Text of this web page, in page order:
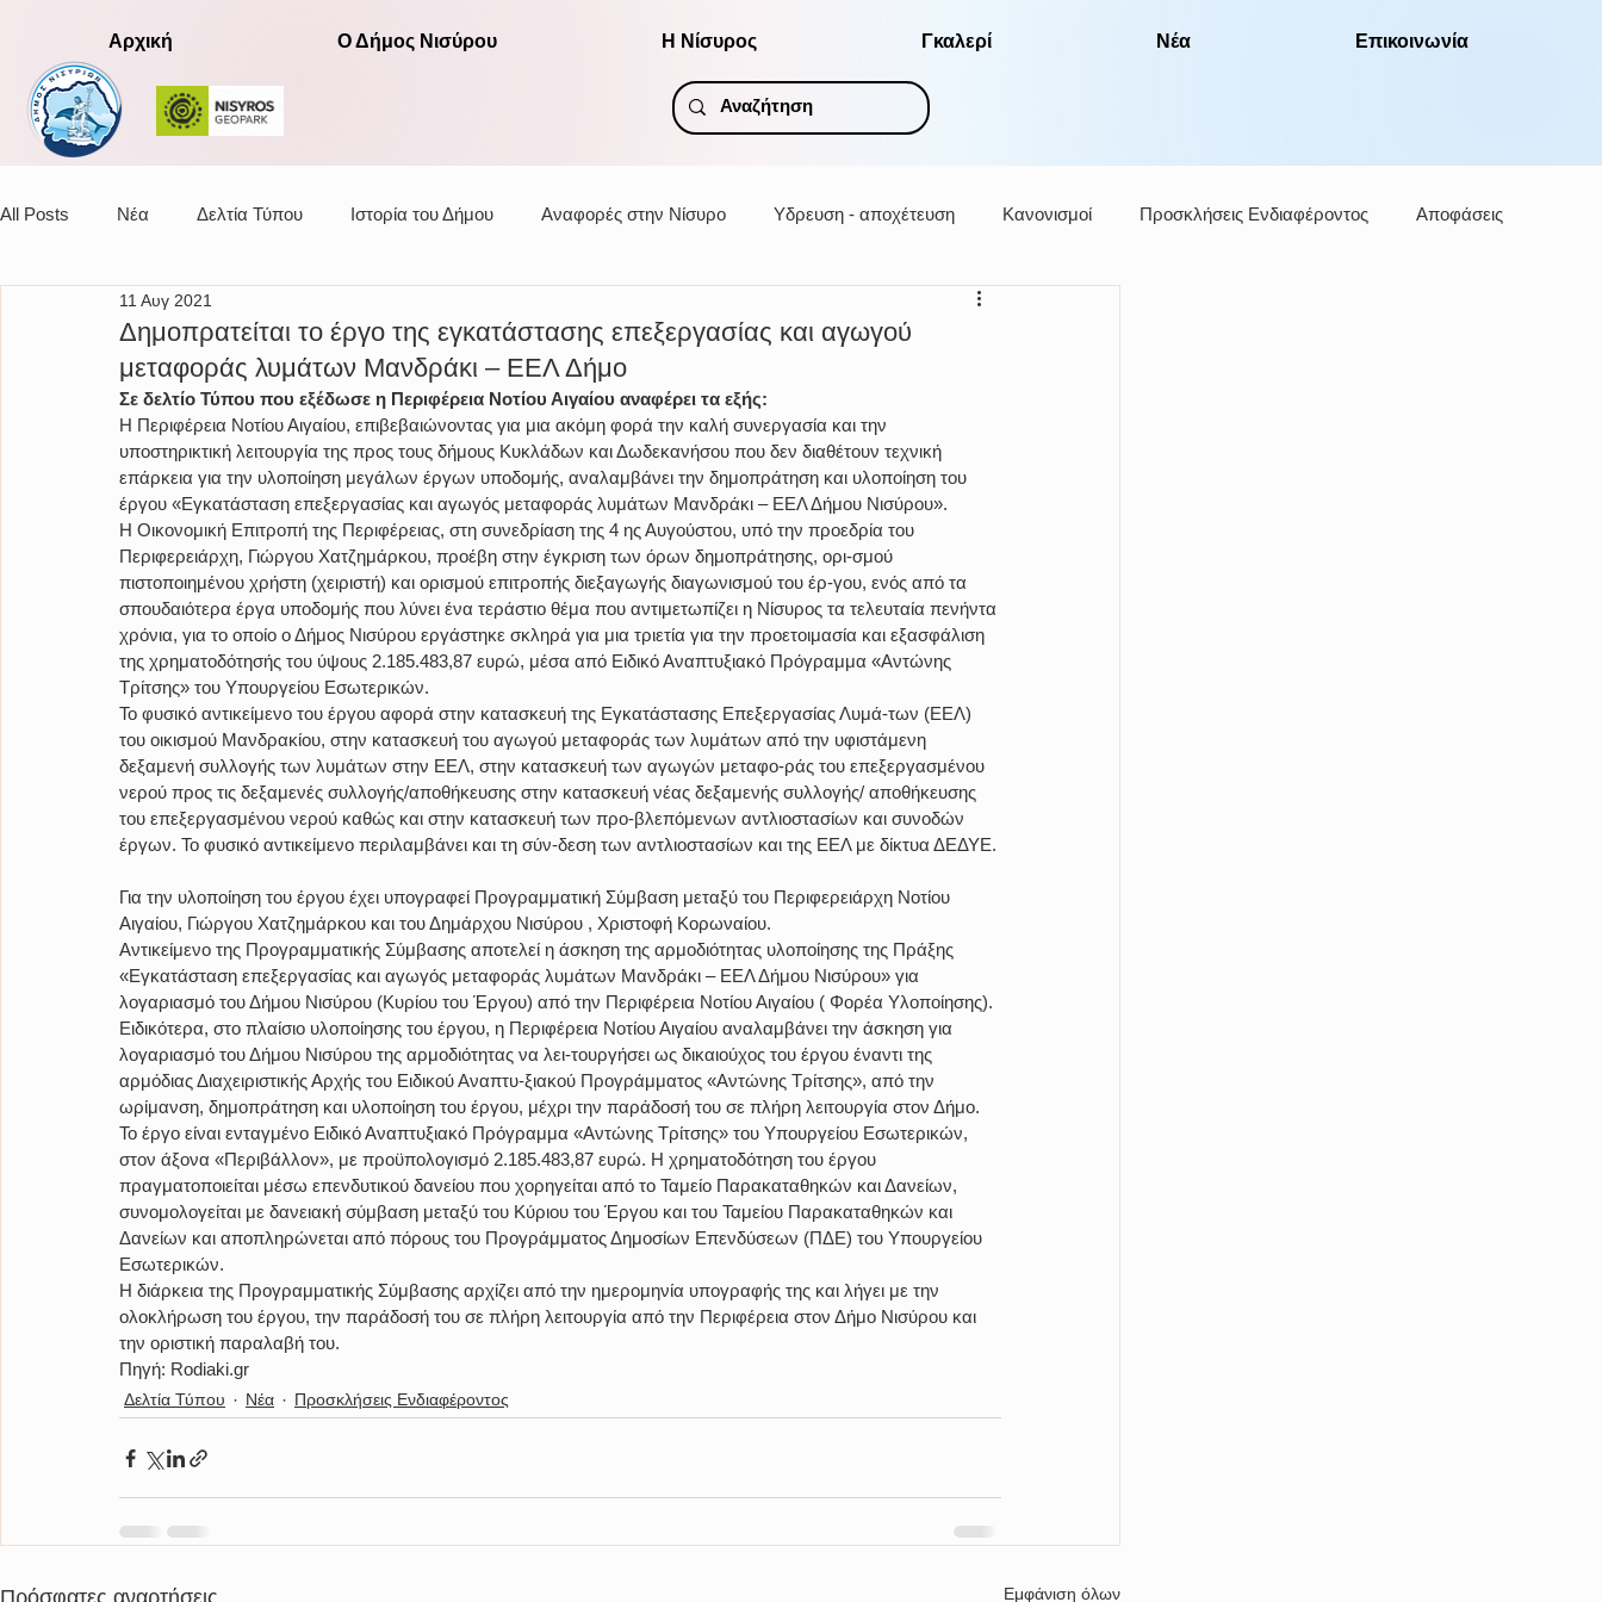
Αρχική Ο Δήμος Νισύρου Η Νίσυρος Γκαλερί Νέα Επικοινωνία
All Posts Νέα Δελτία Τύπου Ιστορία του Δήμου Αναφορές στην Νίσυρο Υδρευση - αποχέτευση Κανονισμοί Προσκλήσεις Ενδιαφέροντος Αποφάσεις
Αποφάσεις οικονομικής επιτροπής
Δημοπρατείται το έργο της εγκατάστασης επεξεργασίας και αγωγού
μεταφοράς λυμάτων Μανδράκι – ΕΕΛ Δήμο
11 Αυγ 2021
Σε δελτίο Τύπου που εξέδωσε η Περιφέρεια Νοτίου Αιγαίου αναφέρει τα εξής:
Η Περιφέρεια Νοτίου Αιγαίου, επιβεβαιώνοντας για μια ακόμη φορά την καλή συνεργασία και την
υποστηρικτική λειτουργία της προς τους δήμους Κυκλάδων και Δωδεκανήσου που δεν διαθέτουν τεχνική
επάρκεια για την υλοποίηση μεγάλων έργων υποδομής, αναλαμβάνει την δημοπράτηση και υλοποίηση του
έργου «Εγκατάσταση επεξεργασίας και αγωγός μεταφοράς λυμάτων Μανδράκι – ΕΕΛ Δήμου Νισύρου».
Η Οικονομική Επιτροπή της Περιφέρειας, στη συνεδρίαση της 4 ης Αυγούστου, υπό την προεδρία του
Περιφερειάρχη, Γιώργου Χατζημάρκου, προέβη στην έγκριση των όρων δημοπράτησης, ορι-σμού
πιστοποιημένου χρήστη (χειριστή) και ορισμού επιτροπής διεξαγωγής διαγωνισμού του έρ-γου, ενός από τα
σπουδαιότερα έργα υποδομής που λύνει ένα τεράστιο θέμα που αντιμετωπίζει η Νίσυρος τα τελευταία πενήντα
χρόνια, για το οποίο ο Δήμος Νισύρου εργάστηκε σκληρά για μια τριετία για την προετοιμασία και εξασφάλιση
της χρηματοδότησής του ύψους 2.185.483,87 ευρώ, μέσα από Ειδικό Αναπτυξιακό Πρόγραμμα «Αντώνης
Τρίτσης» του Υπουργείου Εσωτερικών.
Το φυσικό αντικείμενο του έργου αφορά στην κατασκευή της Εγκατάστασης Επεξεργασίας Λυμά-των (ΕΕΛ)
του οικισμού Μανδρακίου, στην κατασκευή του αγωγού μεταφοράς των λυμάτων από την υφιστάμενη
δεξαμενή συλλογής των λυμάτων στην ΕΕΛ, στην κατασκευή των αγωγών μεταφο-ράς του επεξεργασμένου
νερού προς τις δεξαμενές συλλογής/αποθήκευσης στην κατασκευή νέας δεξαμενής συλλογής/ αποθήκευσης
του επεξεργασμένου νερού καθώς και στην κατασκευή των προ-βλεπόμενων αντλιοστασίων και συνοδών
έργων. Το φυσικό αντικείμενο περιλαμβάνει και τη σύν-δεση των αντλιοστασίων και της ΕΕΛ με δίκτυα ΔΕΔΥΕ.
Για την υλοποίηση του έργου έχει υπογραφεί Προγραμματική Σύμβαση μεταξύ του Περιφερειάρχη Νοτίου
Αιγαίου, Γιώργου Χατζημάρκου και του Δημάρχου Νισύρου , Χριστοφή Κορωναίου.
Αντικείμενο της Προγραμματικής Σύμβασης αποτελεί η άσκηση της αρμοδιότητας υλοποίησης της Πράξης
«Εγκατάσταση επεξεργασίας και αγωγός μεταφοράς λυμάτων Μανδράκι – ΕΕΛ Δήμου Νισύρου» για
λογαριασμό του Δήμου Νισύρου (Κυρίου του Έργου) από την Περιφέρεια Νοτίου Αιγαίου ( Φορέα Υλοποίησης).
Ειδικότερα, στο πλαίσιο υλοποίησης του έργου, η Περιφέρεια Νοτίου Αιγαίου αναλαμβάνει την άσκηση για
λογαριασμό του Δήμου Νισύρου της αρμοδιότητας να λει-τουργήσει ως δικαιούχος του έργου έναντι της
αρμόδιας Διαχειριστικής Αρχής του Ειδικού Αναπτυ-ξιακού Προγράμματος «Αντώνης Τρίτσης», από την
ωρίμανση, δημοπράτηση και υλοποίηση του έργου, μέχρι την παράδοσή του σε πλήρη λειτουργία στον Δήμο.
Το έργο είναι ενταγμένο Ειδικό Αναπτυξιακό Πρόγραμμα «Αντώνης Τρίτσης» του Υπουργείου Εσωτερικών,
στον άξονα «Περιβάλλον», με προϋπολογισμό 2.185.483,87 ευρώ. Η χρηματοδότηση του έργου
πραγματοποιείται μέσω επενδυτικού δανείου που χορηγείται από το Ταμείο Παρακαταθηκών και Δανείων,
συνομολογείται με δανειακή σύμβαση μεταξύ του Κύριου του Έργου και του Ταμείου Παρακαταθηκών και
Δανείων και αποπληρώνεται από πόρους του Προγράμματος Δημοσίων Επενδύσεων (ΠΔΕ) του Υπουργείου
Εσωτερικών.
Η διάρκεια της Προγραμματικής Σύμβασης αρχίζει από την ημερομηνία υπογραφής της και λήγει με την
ολοκλήρωση του έργου, την παράδοσή του σε πλήρη λειτουργία από την Περιφέρεια στον Δήμο Νισύρου και
την οριστική παραλαβή του.
Πηγή: Rodiaki.gr
Δελτία Τύπου Νέα Προσκλήσεις Ενδιαφέροντος
Εμφάνιση όλων